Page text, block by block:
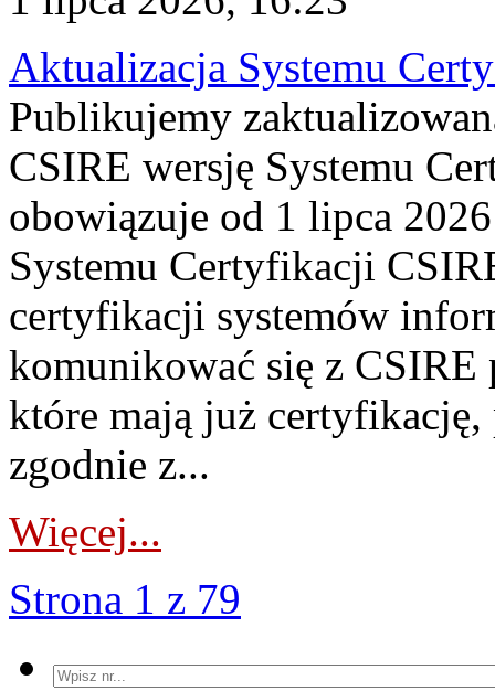
Aktualizacja Systemu
Publikujemy
CSIRE wersję Systemu
obowiązuje od 1 lipca
Systemu Certyfikacji
certyfikacji systemów
komunikować się z
które mają już
zgodnie z...
Więcej...
Strona 1 z 79